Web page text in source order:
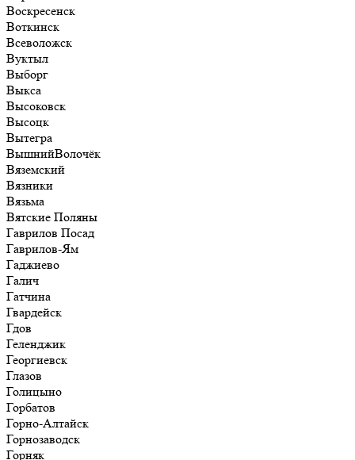
Воскресенск
Воткинск
Всеволожск
Вуктыл
Выборг
Выкса
Высоковск
Высоцк
Вытегра
ВышнийВолочёк
Вяземский
Вязники
Вязьма
Вятские Поляны
Гаврилов Посад
Гаврилов-Ям
Гаджиево
Галич
Гатчина
Гвардейск
Гдов
Геленджик
Георгиевск
Глазов
Голицыно
Горбатов
Горно-Алтайск
Горнозаводск
Горняк